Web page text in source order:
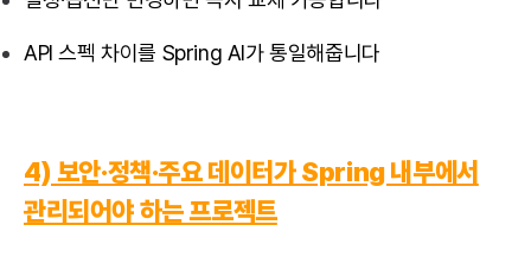
API 스펙 차이를 Spring AI가 통일해줍니다
4) 보안·정책·주요 데이터가 Spring 내부에서
관리되어야 하는 프로젝트